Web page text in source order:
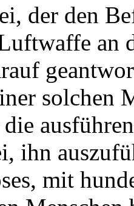
der den
an
solchen
ihn
mit